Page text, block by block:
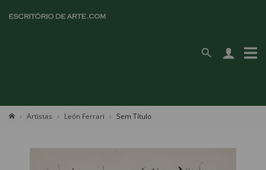
Artistas León Ferrari Sem Título